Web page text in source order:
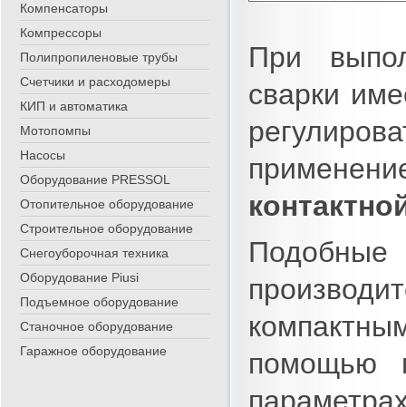
Компенсаторы
Компрессоры
Полипропиленовые трубы
Счетчики и расходомеры
КИП и автоматика
Мотопомпы
Насосы
Оборудование PRESSOL
Отопительное оборудование
Строительное оборудование
Снегоуборочная техника
Оборудование Piusi
Подъемное оборудование
Станочное оборудование
Гаражное оборудование
При
сварки
помощью